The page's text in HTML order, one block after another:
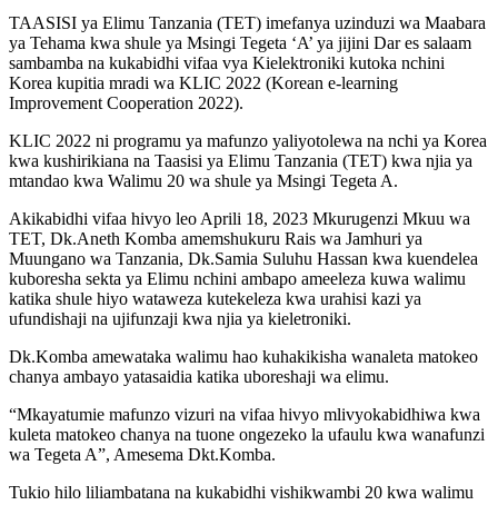
TAASISI ya Elimu Tanzania (TET) imefanya uzinduzi wa Maabara
ya Tehama kwa shule ya Msingi Tegeta ‘A’ ya jijini Dar es salaam
sambamba na kukabidhi vifaa vya Kielektroniki kutoka nchini
Korea kupitia mradi wa KLIC 2022 (Korean e-learning
Improvement Cooperation 2022).
KLIC 2022 ni programu ya mafunzo yaliyotolewa na nchi ya Korea
kwa kushirikiana na Taasisi ya Elimu Tanzania (TET) kwa njia ya
mtandao kwa Walimu 20 wa shule ya Msingi Tegeta A.
Akikabidhi vifaa hivyo leo Aprili 18, 2023 Mkurugenzi Mkuu wa
TET, Dk.Aneth Komba amemshukuru Rais wa Jamhuri ya
Muungano wa Tanzania, Dk.Samia Suluhu Hassan kwa kuendelea
kuboresha sekta ya Elimu nchini ambapo ameeleza kuwa walimu
katika shule hiyo wataweza kutekeleza kwa urahisi kazi ya
ufundishaji na ujifunzaji kwa njia ya kieletroniki.
Dk.Komba amewataka walimu hao kuhakikisha wanaleta matokeo
chanya ambayo yatasaidia katika uboreshaji wa elimu.
“Mkayatumie mafunzo vizuri na vifaa hivyo mlivyokabidhiwa kwa
kuleta matokeo chanya na tuone ongezeko la ufaulu kwa wanafunzi
wa Tegeta A”, Amesema Dkt.Komba.
Tukio hilo liliambatana na kukabidhi vishikwambi 20 kwa walimu